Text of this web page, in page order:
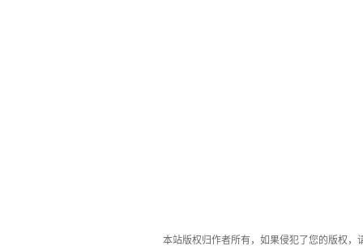
本站版权归作者所有，如果侵犯了您的版权